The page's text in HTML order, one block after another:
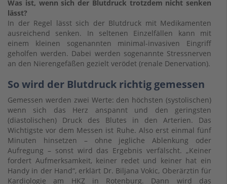
Was ist, wenn sich der Blutdruck trotzdem nicht senken
lässt?
In der Regel lässt sich der Blutdruck mit Medikamenten
ausreichend senken. In seltenen Einzelfällen kann mit
einem kleinen sogenannten minimal-invasiven Eingriff
geholfen werden. Dabei werden sogenannte Stressnerven
an den Nierengefäßen gezielt verödet (renale Denervation).
So wird der Blutdruck richtig gemessen
Gemessen werden zwei Werte: den höchsten (systolischen)
wenn sich das Herz anspannt und den geringsten
(diastolischen) Druck des Blutes in den Arterien. Das
Wichtigste vor dem Messen ist Ruhe. Also erst einmal fünf
Minuten hinsetzen – ohne jegliche Ablenkung oder
Aufregung – sonst wird das Ergebnis verfälscht. „Keiner
fordert Aufmerksamkeit, keiner redet und keiner hat ein
Handy in der Hand“, erklärt Dr. Biljana Vokic, Oberärztin für
Kardiologie am HKZ in Rotenburg. Dann wird das